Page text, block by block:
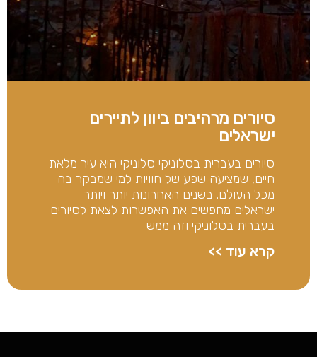
סיורים מרהיבים ביוון לתיירים
ישראלים
סיורים בעברית בסלוניקי סלוניקי היא עיר מלאת
חיים, שמציעה שפע של חוויות למי שמבקר בה
מכל העולם. בשנים האחרונות יותר ויותר
ישראלים מחפשים את האפשרות לצאת לסיורים
בעברית בסלוניקי וזה ממש
קרא עוד >>